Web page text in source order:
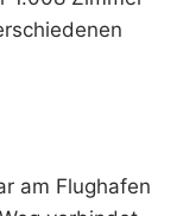
am Flughafen